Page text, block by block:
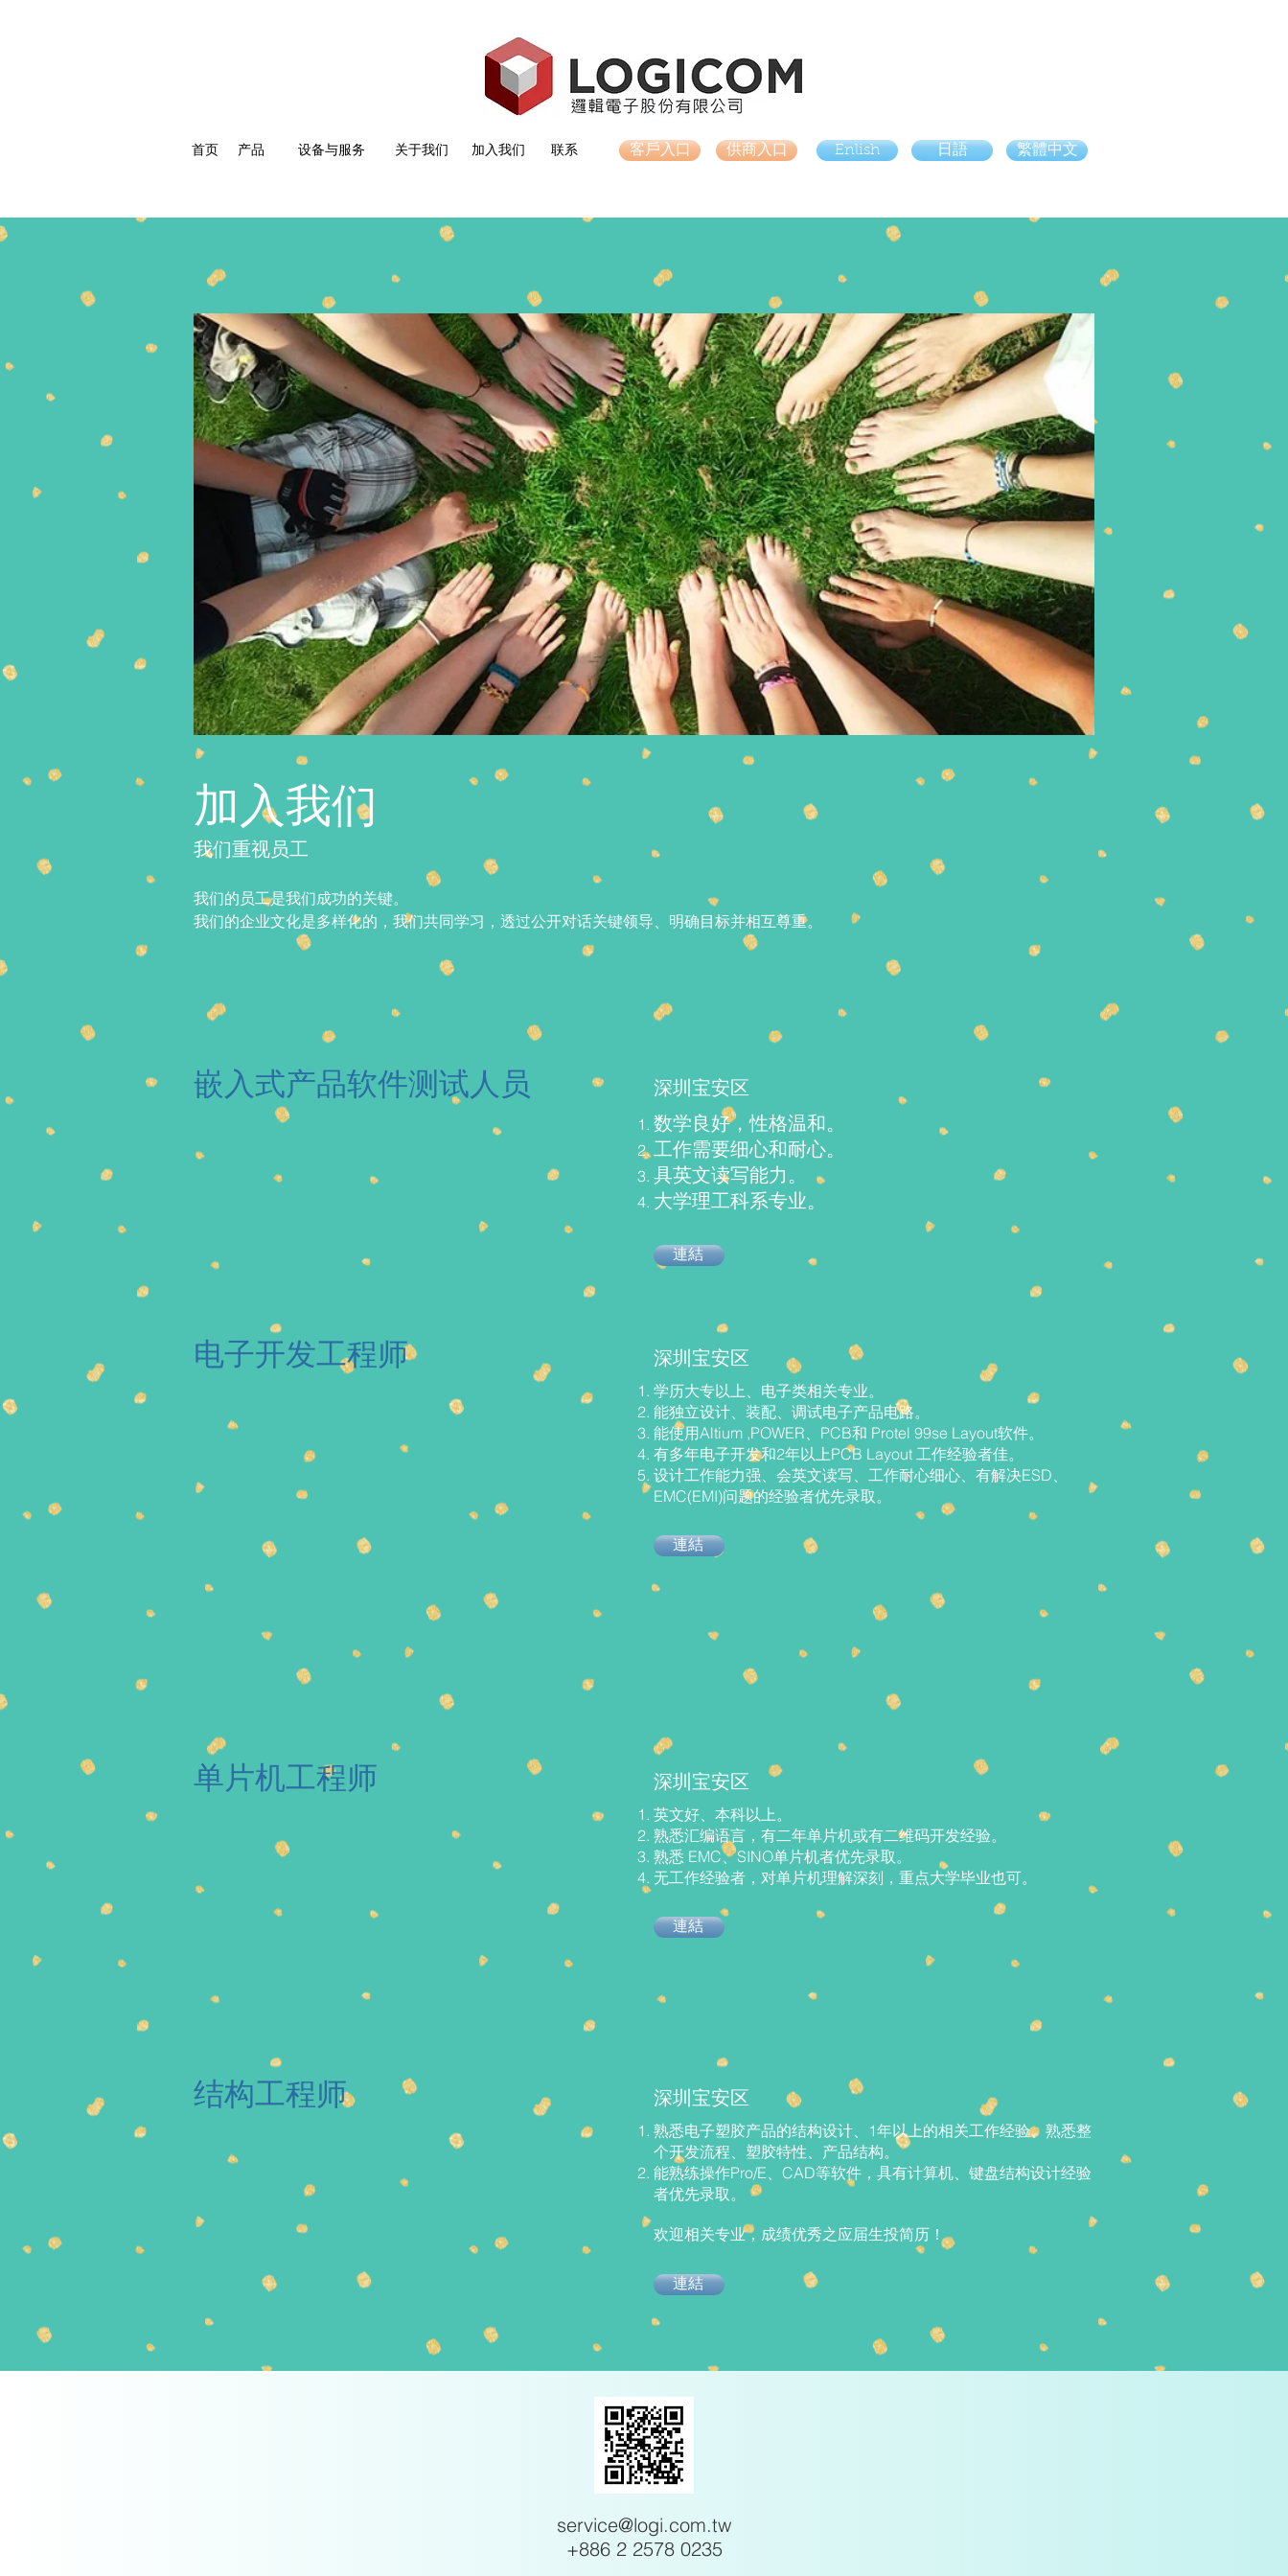
首页 产品 设备与服务 关于我们 加入我们 联系 客戶入口 供商入口 Enlish 日語 繁體中文
加入我们
我们重视员工
我们的员工是我们成功的关键。
我们的企业文化是多样化的，我们共同学习，透过公开对话关键领导、明确目标并相互尊重。
嵌入式产品软件测试人员
深圳宝安区
数学良好，性格温和。
工作需要细心和耐心。
具英文读写能力。
大学理工科系专业。
連結
电子开发工程师 深圳宝安区
学历大专以上、电子类相关专业。
能独立设计、装配、调试电子产品电路。
能使用Altium ,POWER、PCB和 Protel 99se Layout软件。
有多年电子开发和2年以上PCB Layout 工作经验者佳。
设计工作能力强、会英文读写、工作耐心细心、有解决ESD、
EMC(EMI)问题的经验者优先录取。
連結
单片机工程师 深圳宝安区
英文好、本科以上。
熟悉汇编语言，有二年单片机或有二维码开发经验。
熟悉 EMC、SINO单片机者优先录取。
无工作经验者，对单片机理解深刻，重点大学毕业也可。
連結
结构工程师 深圳宝安区
熟悉电子塑胶产品的结构设计、1年以上的相关工作经验、熟悉整
个开发流程、塑胶特性、产品结构。
能熟练操作Pro/E、CAD等软件，具有计算机、键盘结构设计经验
者优先录取。
欢迎相关专业，成绩优秀之应届生投简历！
連結
service@logi.com.tw
+886 2 2578 0235